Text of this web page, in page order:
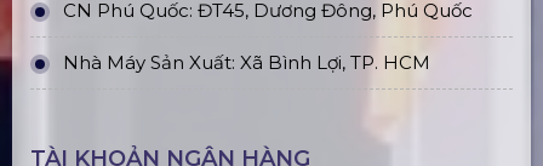
CN Phú Quốc: ĐT45, Dương Đông, Phú Quốc
Nhà Máy Sản Xuất: Xã Bình Lợi, TP. HCM
TÀI KHOẢN NGÂN HÀNG